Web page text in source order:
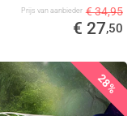
Prijs van aanbieder € 34,95
€ 27,50
28%